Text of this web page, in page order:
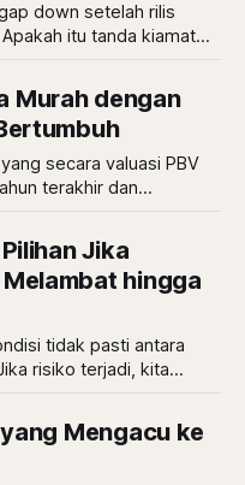
down setelah rilis
itu tanda kiamat
di sini.
Murah dengan
secara valuasi PBV
terakhir dan
paling menarik?
Jika
hingga
tidak pasti antara
risiko terjadi, kita
pertaruhan di aset
Mengacu ke